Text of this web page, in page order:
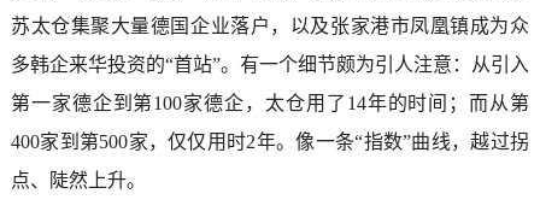
苏太仓集聚大量德国企业落户，以及张家港市凤凰镇成为众
多韩企来华投资的“首站”。有一个细节颇为引人注意：从引入
第一家德企到第100家德企，太仓用了14年的时间；而从第
400家到第500家，仅仅用时2年。像一条“指数”曲线，越过拐
点、陡然上升。